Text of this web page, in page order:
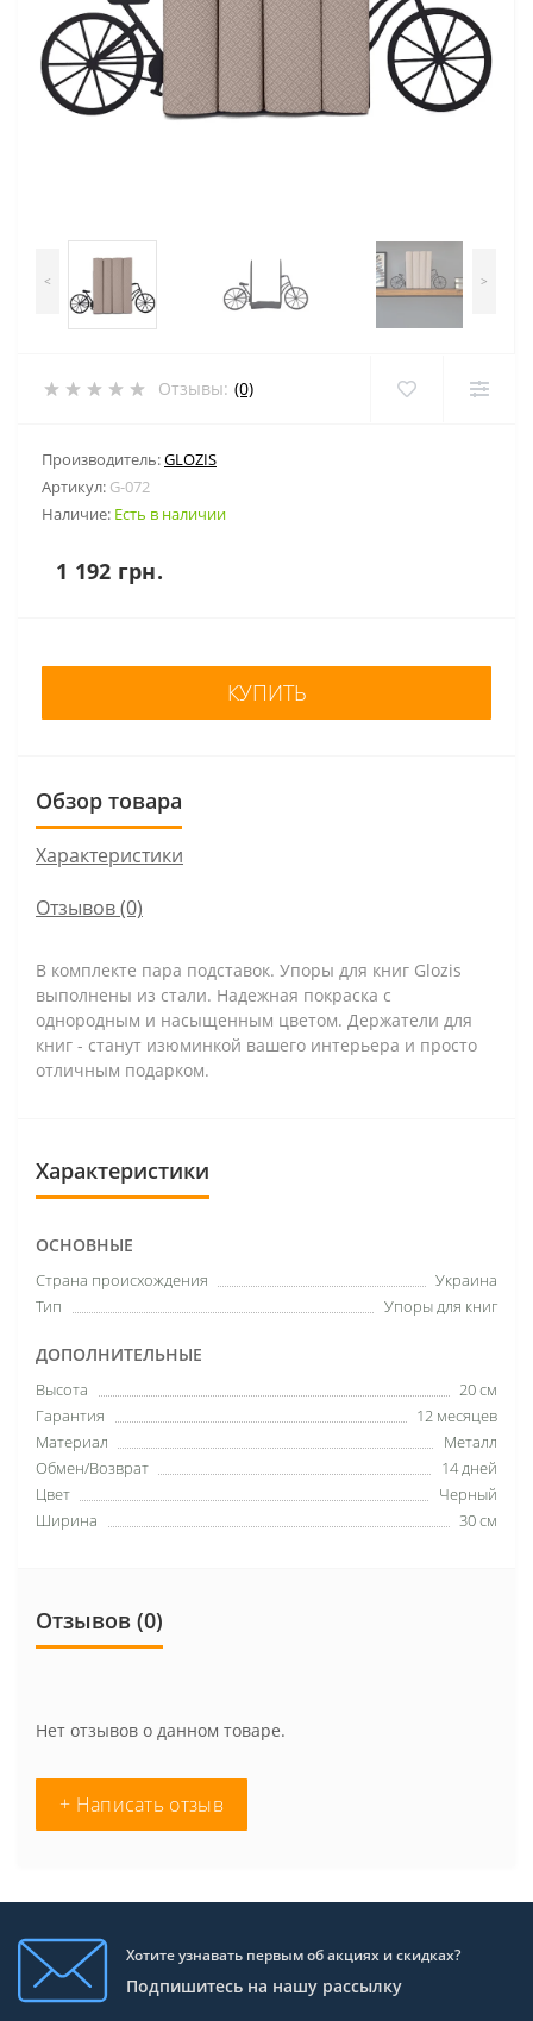
< >
Отзывы: (0)
Производитель:GLOZIS
Артикул: G-072
Наличие: Есть в наличии
1 192 грн.
КУПИТЬ
Обзор товара
Характеристики
Отзывов (0)
В комплекте пара подставок. Упоры для книг Glozis
выполнены из стали. Надежная покраска с
однородным и насыщенным цветом. Держатели для
книг - станут изюминкой вашего интерьера и просто
отличным подарком.
Характеристики
ОСНОВНЫЕ
Страна происхождения
Украина
Тип
Упоры для книг
ДОПОЛНИТЕЛЬНЫЕ
Высота
20 см
Гарантия
12 месяцев
Материал
Металл
Обмен/Возврат
14 дней
Цвет
Черный
Ширина
30 см
Отзывов (0)
Нет отзывов о данном товаре.
+ Написать отзыв
Хотите узнавать первым об акциях и скидках?
Подпишитесь на нашу рассылку